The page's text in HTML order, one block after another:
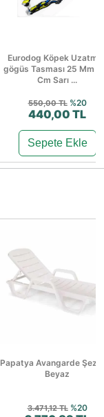
Eurodog Köpek
gögüs Tasması 25 Mm
Cm Sarı ...
550,00 TL %20
440,00 TL
Sepete Ekle
Papatya Avangarde
Beyaz
3.471,12 TL %20